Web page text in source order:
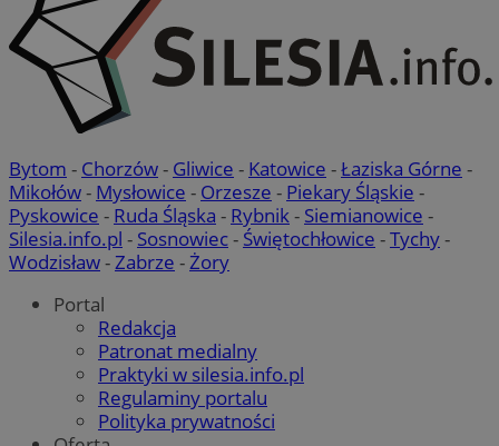
Bytom - Chorzów- Gliwice - Katowice -Łaziska Górne -
Mikołów- Mysłowice - Orzesze - Piekary Śląskie -
Pyskowice - Ruda Śląska - Rybnik- Siemianowice -
Silesia.info.pl - Sosnowiec- Świętochłowice -Tychy-
Wodzisław-Zabrze -Żory
Portal
Redakcja
Patronat medialny
Praktyki w silesia.info.pl
Regulaminy portalu
Polityka prywatności